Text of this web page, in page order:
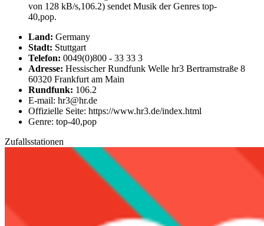
von 128 kB/s,106.2) sendet Musik der Genres top-
40,pop.
Land: Germany
Stadt: Stuttgart
Telefon: 0049(0)800 - 33 33 3
Adresse: Hessischer Rundfunk Welle hr3 Bertramstraße 8
60320 Frankfurt am Main
Rundfunk: 106.2
E-mail: hr3@hr.de
Offizielle Seite: https://www.hr3.de/index.html
Genre: top-40,pop
Zufallsstationen